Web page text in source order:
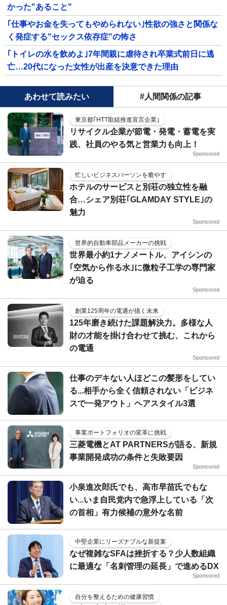
かった"あること"
｢仕事やお金を失ってもやめられない｣性欲の強さと関係な
く発症する"セックス依存症"の怖さ
｢トイレの水を飲めよ｣7年間親に虐待され卒業式前日に逃
亡…20代になった女性が出産を決意できた理由
あわせて読みたい #人間関係の記事
東京都｢HTT取組推進宣言企業｣
リサイクル企業が節電・発電・蓄電を実
践、社員のやる気と営業力も向上！
Sponsored
忙しいビジネスパーソンを癒やす
ホテルのサービスと別荘の独立性を融
合…シェア別荘｢GLAMDAY STYLE｣の
魅力
Sponsored
世界的自動車部品メーカーの挑戦
世界最小約1ナノメートル、アイシンの
｢空気から作る水｣に微粒子工学の専門家
が迫る
Sponsored
創業125周年の電通が描く未来
125年磨き続けた課題解決力。多様な人
財の才能を掛け合わせて挑む、これから
の電通
Sponsored
仕事のデキない人ほどこの髪形をしてい
る...相手から全く信頼されない「ビジネ
スで一発アウト」ヘアスタイル3選
事業ポートフォリオの変革に挑戦
三菱電機とAT PARTNERSが語る、新規
事業開発成功の条件と失敗要因
Sponsored
小泉進次郎氏でも、高市早苗氏でもな
い...いま自民党内で急浮上している「次
の首相」有力候補の意外な名前
中堅企業にリーズナブルな新提案
なぜ複雑なSFAは挫折する？少人数組織
に最適な「名刺管理の延長」で進めるDX
Sponsored
自分を整えるための健康習慣